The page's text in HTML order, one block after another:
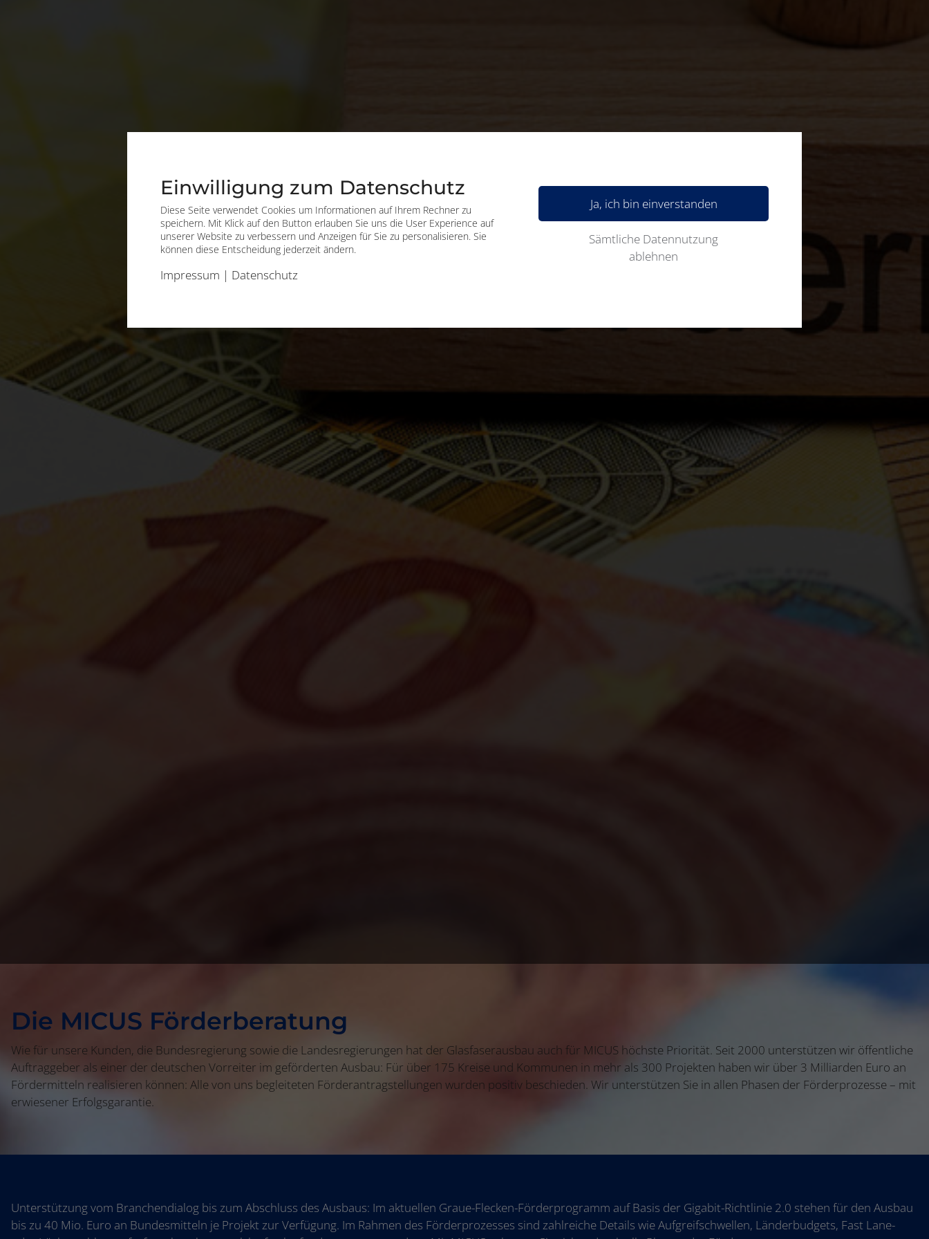
Die MICUS Förderberatung
Wie für unsere Kunden, die Bundesregierung sowie die Landesregierungen hat der Glasfaserausbau auch für MICUS höchste Priorität. Seit 2000 unterstützen wir öffentliche
Auftraggeber als einer der deutschen Vorreiter im geförderten Ausbau: Für über 175 Kreise und Kommunen in mehr als 300 Projekten haben wir über 3 Milliarden Euro an
Fördermitteln realisieren können: Alle von uns begleiteten Förderantragstellungen wurden positiv beschieden. Wir unterstützen Sie in allen Phasen der Förderprozesse – mit
erwiesener Erfolgsgarantie.
Unterstützung vom Branchendialog bis zum Abschluss des Ausbaus: Im aktuellen Graue-Flecken-Förderprogramm auf Basis der Gigabit-Richtlinie 2.0 stehen für den Ausbau
bis zu 40 Mio. Euro an Bundesmitteln je Projekt zur Verfügung. Im Rahmen des Förderprozesses sind zahlreiche Details wie Aufgreifschwellen, Länderbudgets, Fast Lane-
Einwilligung zum Datenschutz
Diese Seite verwendet Cookies um Informationen auf Ihrem Rechner zu
speichern. Mit Klick auf den Button erlauben Sie uns die User Experience auf
unserer Website zu verbessern und Anzeigen für Sie zu personalisieren. Sie
können diese Entscheidung jederzeit ändern.
Impressum | Datenschutz
Ja, ich bin einverstanden
Sämtliche Datennutzung
ablehnen